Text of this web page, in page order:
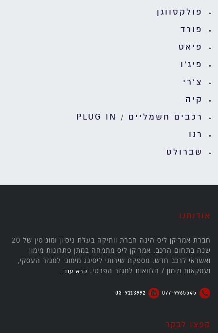
פולקסווגן
פורד
פיאט
פיג'ו
צ'רי
קיה
רכבים חשמליים / PLUG IN
רנו
שברולט
אודותנו
חברת אמריקן ליס הינה חברת וותיקה בעלת ניסיון ומוניטין של 20
שנה בתחום הרכב. אמריקן ליס מתמחה במתן פתרונות מימון
ואשראי לרכב חדש. מספקת שירותי ליסינג מימוני למגזר העסקי,
ועסקאות מימון / הלוואות למגזר הפרטי. קרא עוד...
קפצו לבקר